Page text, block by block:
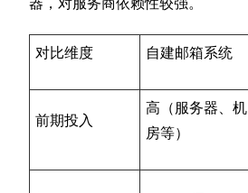
对比维度 自建邮箱系统
前期投入
高（服务器、机
房等）